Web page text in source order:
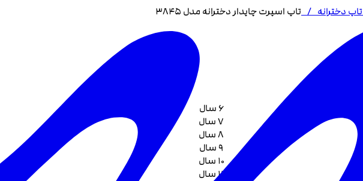
تاپ دخترانه / تاپ اسپرت چاپدار دخترانه مدل 3845
6 سال
7 سال
8 سال
9 سال
10 سال
11 سال